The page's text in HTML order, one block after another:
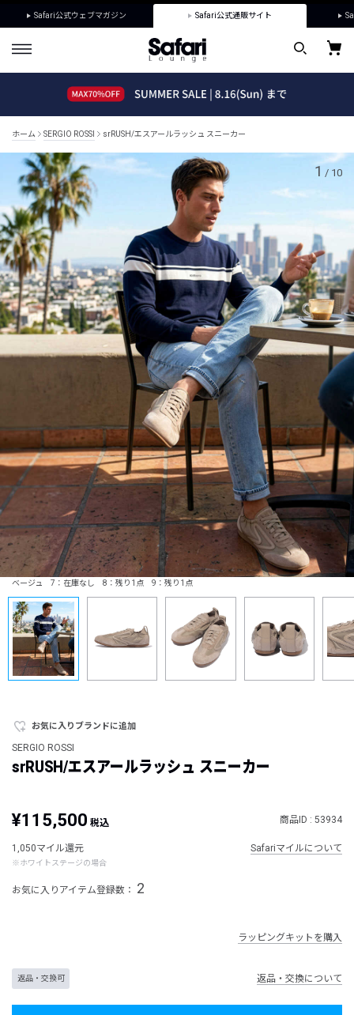
Safari公式ウェブマガジン Safari公式通販サイト
ホーム SERGIO ROSSI srRUSH/エスアールラッシュ スニーカー
ベージュ 7：在庫なし 8：残り1点 9：残り1点
1 / 10
お気に入りブランドに追加
SERGIO ROSSI
srRUSH/エスアールラッシュ スニーカー
¥115,500 税込 商品ID : 53934
1,050マイル還元
※ホワイトステージの場合
Safariマイルについて
お気に入りアイテム登録数： 2
ラッピングキットを購入
返品・交換可 返品・交換について